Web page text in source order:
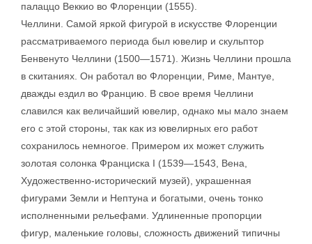
палаццо Веккио во Флоренции (1555).
Челлини. Самой яркой фигурой в искусстве Флоренции
рассматриваемого периода был ювелир и скульптор
Бенвенуто Челлини (1500—1571). Жизнь Челлини прошла
в скитаниях. Он работал во Флоренции, Риме, Мантуе,
дважды ездил во Францию. В свое время Челлини
славился как величайший ювелир, однако мы мало знаем
его с этой стороны, так как из ювелирных его работ
сохранилось немногое. Примером их может служить
золотая солонка Франциска I (1539—1543, Вена,
Художественно-исторический музей), украшенная
фигурами Земли и Нептуна и богатыми, очень тонко
исполненными рельефами. Удлиненные пропорции
фигур, маленькие головы, сложность движений типичны